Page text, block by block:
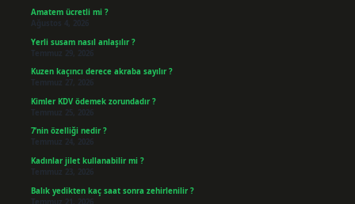
Amatem ücretli mi ?
Ağustos 4, 2026
Yerli susam nasıl anlaşılır ?
Temmuz 29, 2026
Kuzen kaçıncı derece akraba sayılır ?
Temmuz 27, 2026
Kimler KDV ödemek zorundadır ?
Temmuz 25, 2026
7’nin özelliği nedir ?
Temmuz 24, 2026
Kadınlar jilet kullanabilir mi ?
Temmuz 23, 2026
Balık yedikten kaç saat sonra zehirlenilir ?
Temmuz 21, 2026